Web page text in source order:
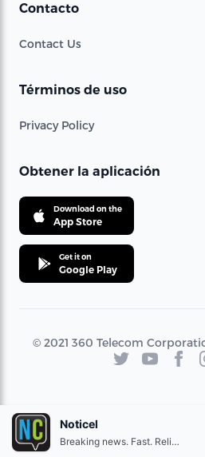
Contacto
Contact Us
Términos de uso
Privacy Policy
Obtener la aplicación
Download on the
App Store
Get it on
Google Play
© 2021 360 Telecom
Noticel
Breaking news. Fast. Reliable.